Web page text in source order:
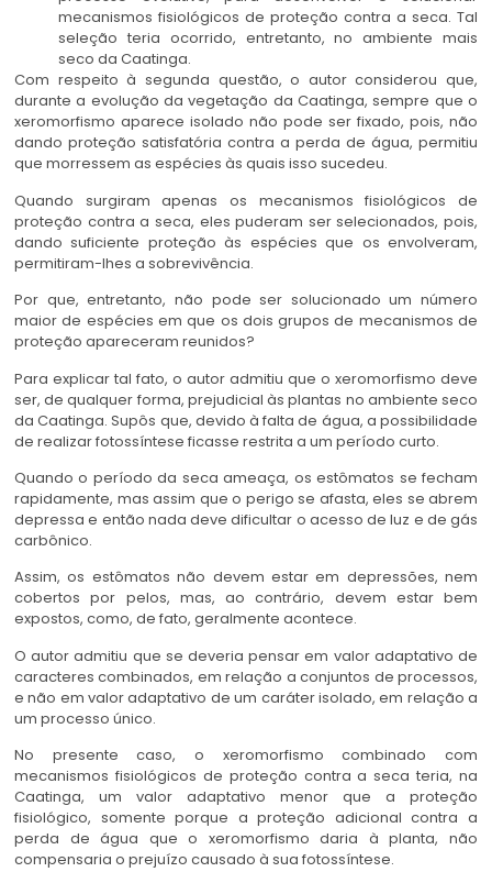
mecanismos fisiológicos de proteção contra a seca. Tal
seleção teria ocorrido, entretanto, no ambiente mais
seco da Caatinga.
Com respeito à segunda questão, o autor considerou que,
durante a evolução da vegetação da Caatinga, sempre que o
xeromorfismo aparece isolado não pode ser fixado, pois, não
dando proteção satisfatória contra a perda de água, permitiu
que morressem as espécies às quais isso sucedeu.
Quando surgiram apenas os mecanismos fisiológicos de
proteção contra a seca, eles puderam ser selecionados, pois,
dando suficiente proteção às espécies que os envolveram,
permitiram-lhes a sobrevivência.
Por que, entretanto, não pode ser solucionado um número
maior de espécies em que os dois grupos de mecanismos de
proteção apareceram reunidos?
Para explicar tal fato, o autor admitiu que o xeromorfismo deve
ser, de qualquer forma, prejudicial às plantas no ambiente seco
da Caatinga. Supôs que, devido à falta de água, a possibilidade
de realizar fotossíntese ficasse restrita a um período curto.
Quando o período da seca ameaça, os estômatos se fecham
rapidamente, mas assim que o perigo se afasta, eles se abrem
depressa e então nada deve dificultar o acesso de luz e de gás
carbônico.
Assim, os estômatos não devem estar em depressões, nem
cobertos por pelos, mas, ao contrário, devem estar bem
expostos, como, de fato, geralmente acontece.
O autor admitiu que se deveria pensar em valor adaptativo de
caracteres combinados, em relação a conjuntos de processos,
e não em valor adaptativo de um caráter isolado, em relação a
um processo único.
No presente caso, o xeromorfismo combinado com
mecanismos fisiológicos de proteção contra a seca teria, na
Caatinga, um valor adaptativo menor que a proteção
fisiológico, somente porque a proteção adicional contra a
perda de água que o xeromorfismo daria à planta, não
compensaria o prejuízo causado à sua fotossíntese.